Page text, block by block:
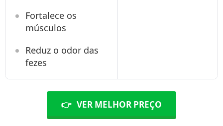
Fortalece os
músculos
Reduz o odor das
fezes
👉 VER MELHOR PREÇO